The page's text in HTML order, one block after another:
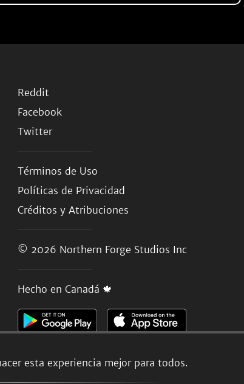
esta experiencia mejor para todos.
Reddit
Facebook
Twitter
Términos de Uso
Políticas de Privacidad
Créditos y Atribuciones
© 2026 Northern Forge Studios Inc
Hecho en Canadá 🍁